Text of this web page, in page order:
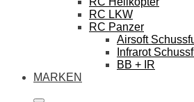
RC LKW
RC Panzer
Airsoft
Infrarot
BB + IR
MARKEN